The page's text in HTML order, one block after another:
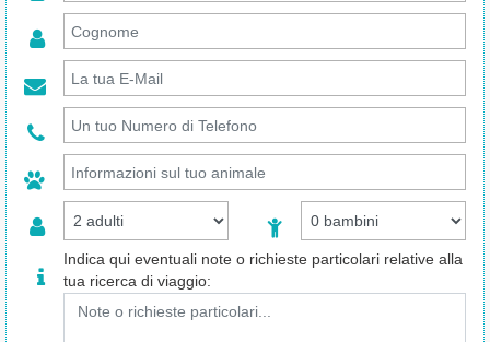
Indica qui eventuali note o richieste particolari relative alla
tua ricerca di viaggio: